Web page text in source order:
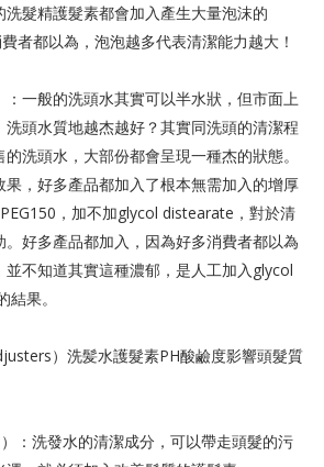
髮精護髮素都會加入產生大量泡沫的
者都以為，泡泡越多代表清潔能力越大！
一般的洗頭水其實可以半水狀，但市面上
洗頭水質地越杰越好？其實同洗頭的清潔程
洗頭水，大部份都會呈現一種杰的狀態。
，好多產品都加入了根本無需加入的增厚
， 加不加glycol distearate ，對於清
好多產品都加入，因為好多消費者都以為
不知道其實這種濃郁，是人工加入 glycol
果。
）洗髪水護髮素PH酸鹼度影響頭髮質
：洗發水的清潔成分，可以帶走頭髮的污